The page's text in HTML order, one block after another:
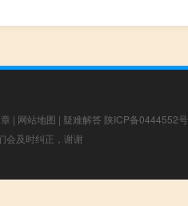
| 网站地图 | 疑难解答 陕ICP备0444552号
会及时纠正，谢谢